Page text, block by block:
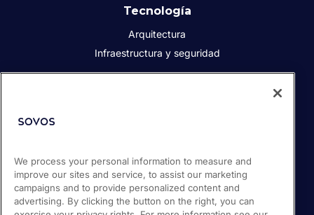
Tecnología
Arquitectura
Infraestructura y seguridad
Prensa
Empleos
Soporte / Portal de clientes
We process your personal information to measure and
improve our sites and service, to assist our marketing
campaigns and to provide personalized content and
advertising. By clicking the button on the right, you can